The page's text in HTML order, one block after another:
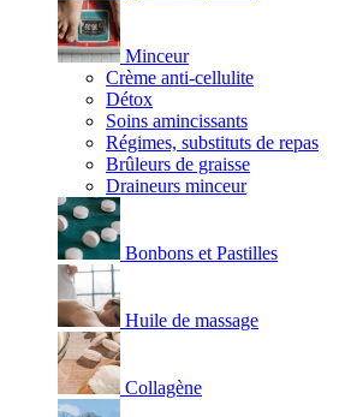
Minceur
Crème anti-cellulite
Détox
Soins amincissants
Régimes, substituts de repas
Brûleurs de graisse
Draineurs minceur
Bonbons et Pastilles
Huile de massage
Collagène